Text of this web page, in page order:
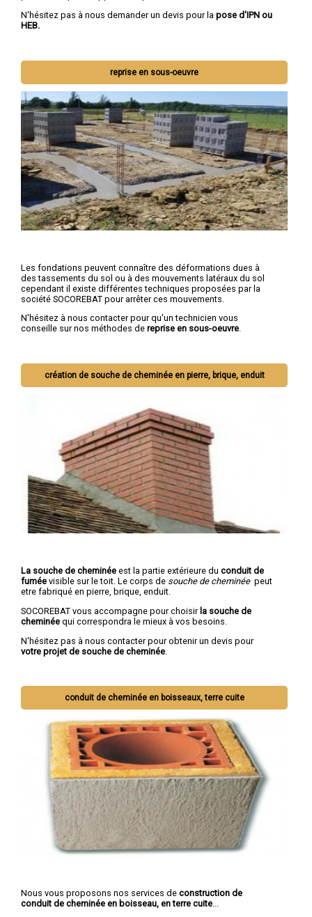
N'hésitez pas à nous demander un devis pour la pose d'IPN ou
HEB.
reprise en sous-oeuvre
Les fondations peuvent connaître des déformations dues à
des tassements du sol ou à des mouvements latéraux du sol
cependant il existe différentes techniques proposées par la
société SOCOREBAT pour arrêter ces mouvements.
N'hésitez à nous contacter pour qu'un technicien vous
conseille sur nos méthodes de reprise en sous-oeuvre.
création de souche de cheminée en pierre, brique, enduit
La souche de cheminée est la partie extérieure du conduit de
fumée visible sur le toit. Le corps de souche de cheminéepeut
etre fabriqué en pierre, brique, enduit.
SOCOREBAT vous accompagne pour choisir la souche de
cheminée qui correspondra le mieux à vos besoins.
N'hésitez pas à nous contacter pour obtenir un devis pour
votre projet de souche de cheminée
conduit de cheminée en boisseaux, terre cuite
Nous vous proposons nos services de construction de
conduit de cheminée en boisseau, en terre cuite...